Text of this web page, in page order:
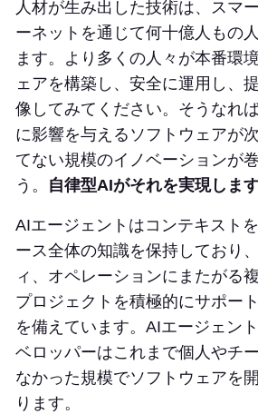
人材が生み出した技術は、スマ
ーネットを通じて何十億人もの
ます。より多くの人々が本番環
ェアを構築し、安全に運用し、
像してみてください。そうなれ
に影響を与えるソフトウェアが
てない規模のイノベーションが
う。 自律型AIがそれを実現します
AIエージェントはコンテキスト
ース全体の知識を保持しており
ィ、オペレーションにまたがる
プロジェクトを積極的にサポー
を備えています。AIエージェン
ベロッパーはこれまで個人やチ
なかった規模でソフトウェアを
ります。